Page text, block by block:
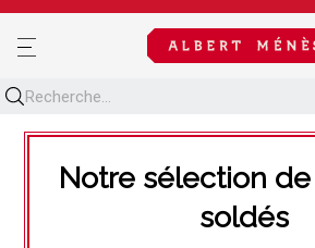
MENU
Notre sélection
soldés